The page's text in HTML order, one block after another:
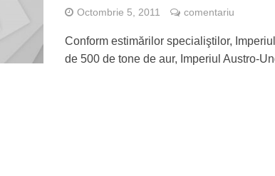
Octombrie 5, 2011 comentariu
Conform estimărilor specialiştilor,
de 500 de tone de aur, Imperiul Austro-